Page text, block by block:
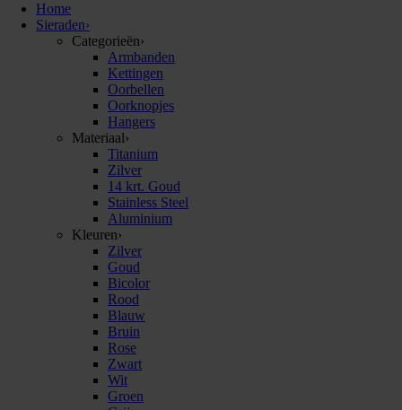
Home
Sieraden›
Categorieën›
Armbanden
Kettingen
Oorbellen
Oorknopjes
Hangers
Materiaal›
Titanium
Zilver
14 krt. Goud
Stainless Steel
Aluminium
Kleuren›
Zilver
Goud
Bicolor
Rood
Blauw
Bruin
Rose
Zwart
Wit
Groen